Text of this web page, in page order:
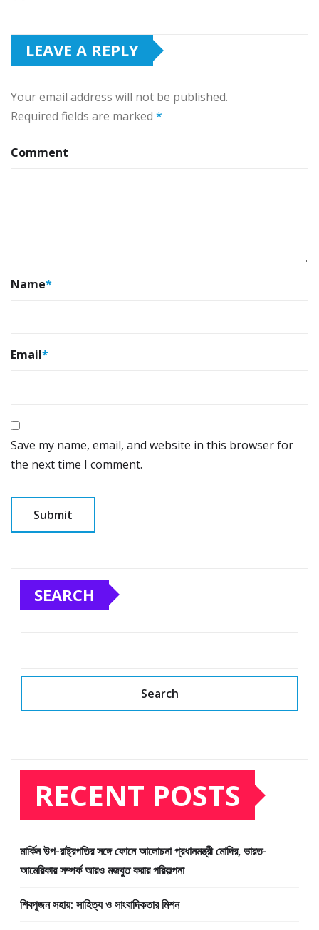
LEAVE A REPLY
Your email address will not be published.
Required fields are marked *
Comment
Name*
Email*
Save my name, email, and website in this browser for
the next time I comment.
SEARCH
Search
RECENT POSTS
মার্কিন উপ-রাষ্ট্রপতির সঙ্গে ফোনে আলোচনা প্রধানমন্ত্রী মোদির, ভারত-
আমেরিকার সম্পর্ক আরও মজবুত করার পরিকল্পনা
শিবপূজন সহায়: সাহিত্য ও সাংবাদিকতার মিশন